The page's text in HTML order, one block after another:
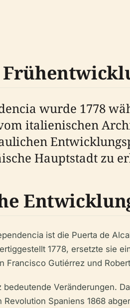
wurde 1778
italienischen
Hauptstadt zu
ist die Puerta de
1778, ersetzte sie
Francisco Gutiérrez und
Veränderungen.
Spaniens 1868